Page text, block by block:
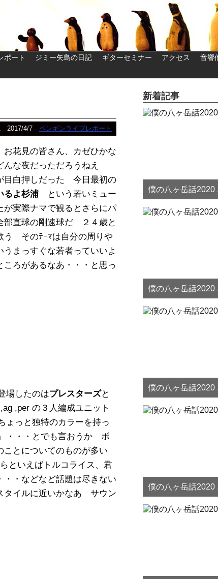
ポート ジミー矢島の日記 ギターセミナー アクセス 音響
2017/4/7 ペンギンライブレポート
花見の皆さん、カゼひかな
な夜だっただろうねえ
目白押しだった 今日最初の
るよ杉浦
という若いミュー
実際ナマで観るとさらにパ
部直球の剛速球だ ２４歳と
う そのﾃｰﾏは自分の周りや
まっすぐな若者っていいよ
ろがあるなあ・・・と思っ
場したのはプレスターズと
,per の３人編成ユニット
っと独特のカラーを持っ
・・・とでも言おうか ボ
ことについてのものが多い
といえばトルコライス、君
・などなど話題は尽きない
タイルに近いかなあ サウン
新着記事
僕の八ヶ岳話2020
僕の八ヶ岳話2020
僕の八ヶ岳話2020
僕の八ヶ岳話2020